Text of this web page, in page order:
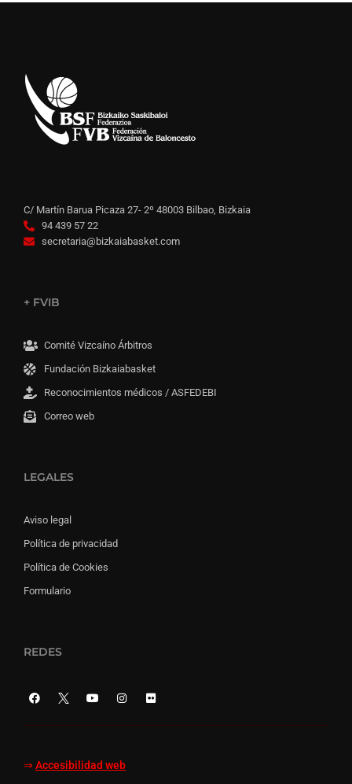
C/ Martín Barua Picaza 27- 2º 48003 Bilbao, Bizkaia
94 439 57 22
secretaria@bizkaiabasket.com
+ FVIB
Comité Vizcaíno Árbitros
Fundación Bizkaiabasket
Reconocimientos médicos / ASFEDEBI
Correo web
LEGALES
Aviso legal
Política de privacidad
Política de Cookies
Formulario
REDES
⇒ Accesibilidad web